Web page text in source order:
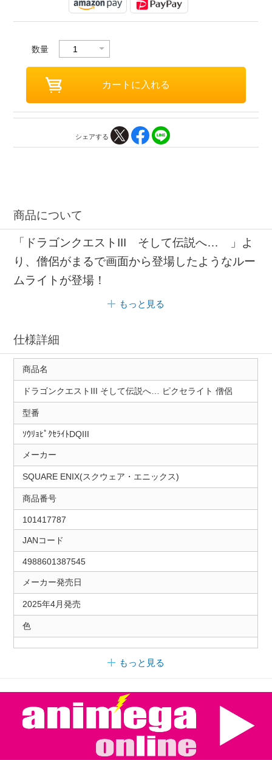
数量
シェアする
商品について
「ドラゴンクエストIII そして伝説へ… 」よ
り、僧侶がまるで画面から登場したようなルー
ムライトが登場！
もっと見る
仕様詳細
商品名
ドラゴンクエストIII そして伝説へ… ピクセライト 僧侶
型番
ｿｳﾘｮﾋﾟｸｾﾗｲﾄDQIII
メーカー
SQUARE ENIX(スクウェア・エニックス)
商品番号
101417787
JANコード
4988601387545
メーカー発売日
2025年4月発売
色
もっと見る